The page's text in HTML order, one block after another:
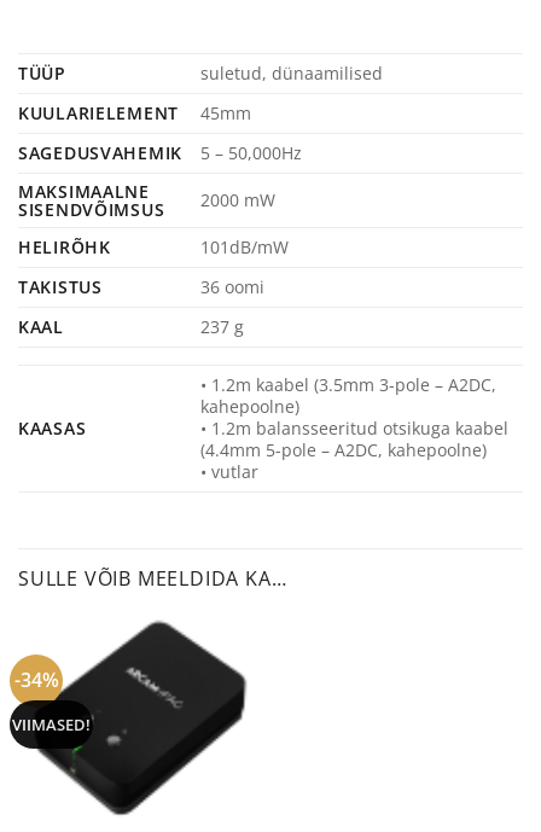
TÜÜP
suletud, dünaamilised
KUULARIELEMENT
45mm
SAGEDUSVAHEMIK
5 – 50,000Hz
MAKSIMAALNE
SISENDVÕIMSUS 2000 mW
HELIRÕHK
101dB/mW
TAKISTUS
36 oomi
KAAL
237 g
KAASAS
• 1.2m kaabel (3.5mm 3-pole – A2DC,
kahepoolne)
• 1.2m balansseeritud otsikuga kaabel
(4.4mm 5-pole – A2DC, kahepoolne)
• vutlar
SULLE VÕIB MEELDIDA KA…
-34%
VIIMASED!